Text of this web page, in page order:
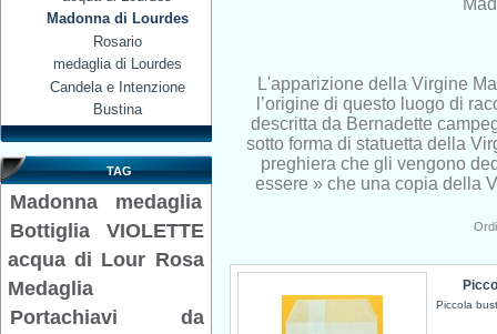
Madonna di Lourdes
Rosario
medaglia di Lourdes
Candela e Intenzione
Bustina
TAG
Madonna
medaglia
Bottiglia VIOLETTE
acqua di Lour Rosa
Medaglia
Portachiavi da
L'apparizione della Virgine
l’origine di questo luogo di
descritta da Bernadette
sotto forma di statuetta della
preghiera che gli vengono
essere » che una copia della
Piccola